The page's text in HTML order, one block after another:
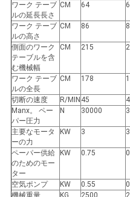
さ
い
引
用
を
要
求
ワーク テーブ
ルの延長長さ
CM 64
ワーク テーブ
ルの高さ
CM 86
側面のワーク
テーブルを含
む機械幅
CM 215
ワーク テーブ
ルの全長
CM 178
切断の速度 R/MIN 45
Manx。 ペー
パー圧力
N 30000
主要なモータ
ーの力
KW 3 3
ペーパー供給
のためのモー
ター
KW 0.75
空気ポンプ KW 0.55